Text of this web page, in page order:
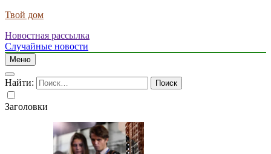
Твой дом
Новостная рассылка
Случайные новости
Меню
Найти:
Заголовки